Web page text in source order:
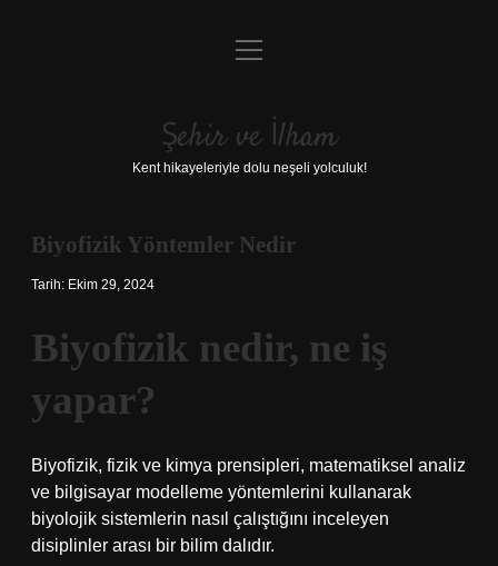
Anasayfa
Yasal Uyarı
menüyü
Şehir ve İlham
Kent hikayeleriyle dolu neşeli yolculuk!
Biyofizik Yöntemler Nedir
Tarih: Ekim 29, 2024
Biyofizik nedir, ne iş
yapar?
Biyofizik, fizik ve kimya prensipleri, matematiksel analiz
ve bilgisayar modelleme yöntemlerini kullanarak
biyolojik sistemlerin nasıl çalıştığını inceleyen
disiplinler arası bir bilim dalıdır.